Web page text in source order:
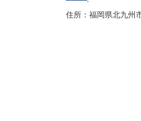
住所：福岡県北九州